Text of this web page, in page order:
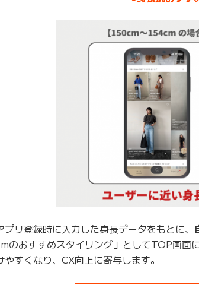
プリ登録時に入力した身長データをもとに
のおすすめスタイリング」としてTOP画面
やすくなり、CX向上に寄与します。